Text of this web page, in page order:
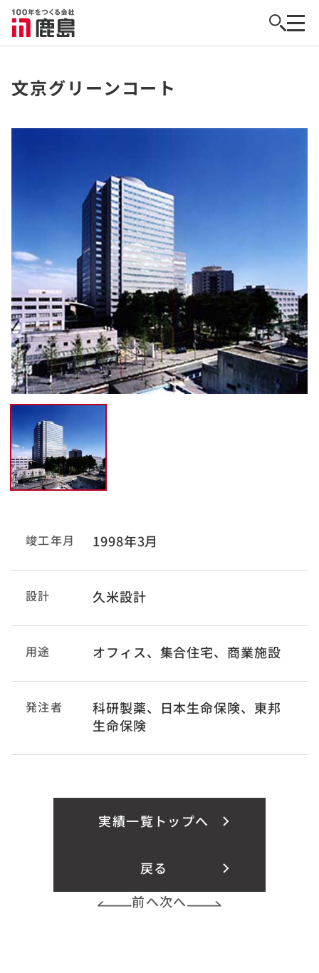
文京グリーンコート
竣工年月 1998年3月
設計 久米設計
用途 オフィス、集合住宅、商業施設
発注者
科研製薬、日本生命保険、東邦
生命保険
実績一覧トップへ
戻る
前へ次へ